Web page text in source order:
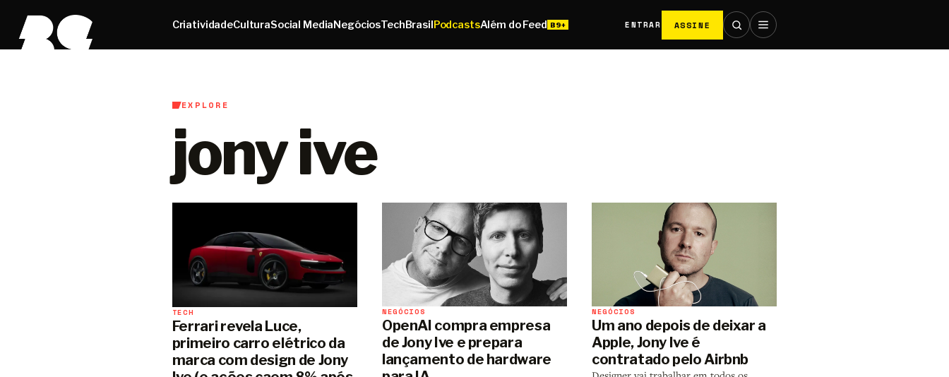
CriatividadeCulturaSocial MediaNegóciosTechBrasilPodcastsAlém do Feed ENTRAR ASSINE
EXPLORE
jony ive
TECH
Ferrari revela Luce,
primeiro carro elétrico da
marca com design de Jony
NEGÓCIOS
OpenAI compra empresa
de Jony Ive e prepara
lançamento de hardware
NEGÓCIOS
Um ano depois de deixar a
Apple, Jony Ive é
contratado pelo Airbnb